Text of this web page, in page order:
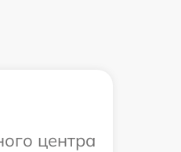
центра